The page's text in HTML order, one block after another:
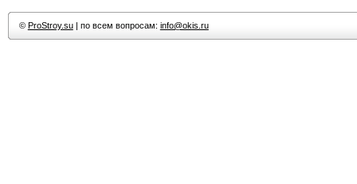
© ProStroy.su| по всем вопросам: info@okis.ru